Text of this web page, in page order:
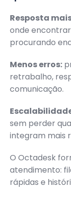
Resposta
onde
procurando
Menos erros:
retrabalho,
comunicação.
sem perder
integram mais
O Octadesk
atendimento:
rápidas e